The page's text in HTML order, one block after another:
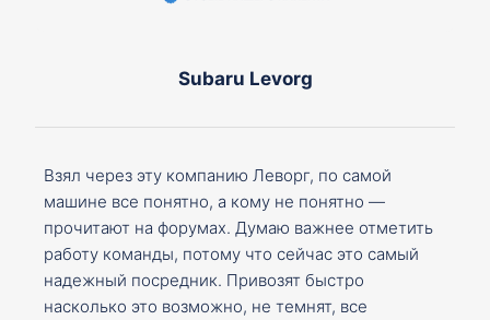
Subaru Levorg
Взял через эту компанию Леворг, по самой
машине все понятно, а кому не понятно —
прочитают на форумах. Думаю важнее отметить
работу команды, потому что сейчас это самый
надежный посредник. Привозят быстро
насколько это возможно, не темнят, все